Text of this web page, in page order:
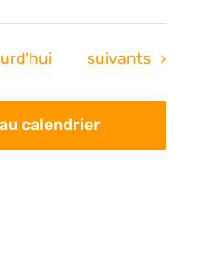
Évènements
suivants
calendrier